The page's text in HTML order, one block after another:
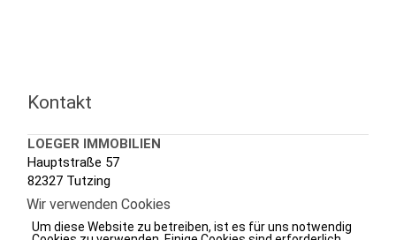
Kontakt
LOEGER IMMOBILIEN
Hauptstraße 57
82327 Tutzing
Tel.: +49 (0) 8158 3020
Fax.: +49 (0) 8158 7288
Wir verwenden Cookies
Um diese Website zu betreiben, ist es für uns notwendig